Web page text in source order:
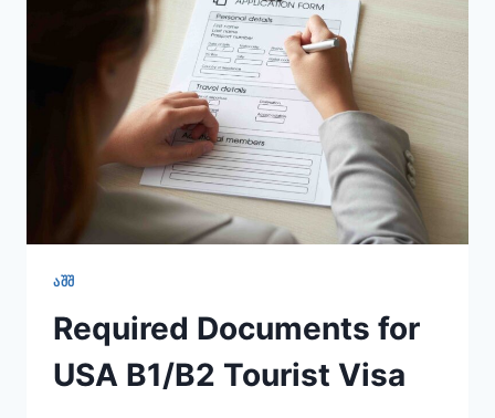
ᲐᲨᲨ
Required Documents for
USA B1/B2 Tourist Visa